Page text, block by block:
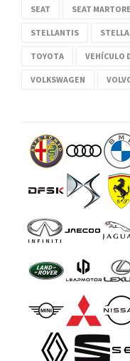
SEAT SEAT
STELLANTIS
TOYOTA VEHÍCULO
VOLKSWAGEN